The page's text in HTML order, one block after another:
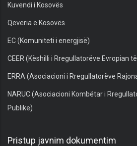
Kuvendi i Kosovës
Qeveria e Kosovës
EC (Komuniteti i energjisë)
CEER (Këshilli i Rregullatorëve Evropian
ERRA (Asociacioni i Rregullatorëve
NARUC (Asociacioni Kombëtar i
Publike)
Pristup javnim dokumentim